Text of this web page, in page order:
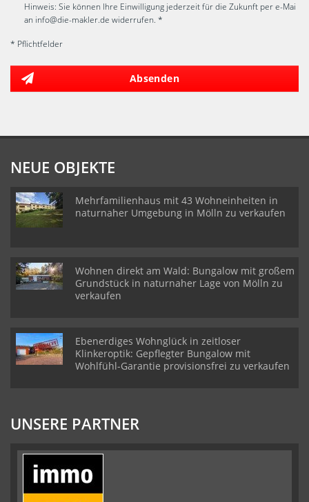
Hinweis: Sie können Ihre Einwilligung jederzeit für die Zukunft per e-Mai
an info@die-makler.de widerrufen. *
* Pflichtfelder
Absenden
NEUE OBJEKTE
Mehrfamilienhaus mit 43 Wohneinheiten in
naturnaher Umgebung in Mölln zu verkaufen
Wohnen direkt am Wald: Bungalow mit großem
Grundstück in naturnaher Lage von Mölln zu
verkaufen
Ebenerdiges Wohnglück in zeitloser
Klinkeroptik: Gepflegter Bungalow mit
Wohlfühl-Garantie provisionsfrei zu verkaufen
UNSERE PARTNER